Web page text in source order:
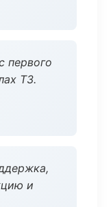
первого
ТЗ.
и